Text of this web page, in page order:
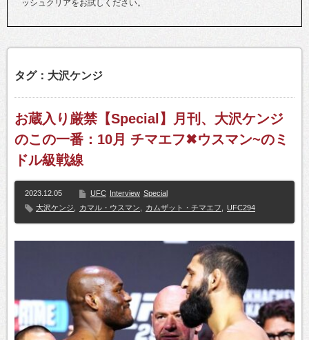
ッシュクリアをお試しください。
タグ：大沢ケンジ
お蔵入り厳禁【Special】月刊、大沢ケンジ
のこの一番：10月 チマエフ✖ウスマン~のミ
ドル級戦線
2023.12.05 UFC Interview Special
大沢ケンジ
カマル・ウスマン カムザット・チマエフ UFC294